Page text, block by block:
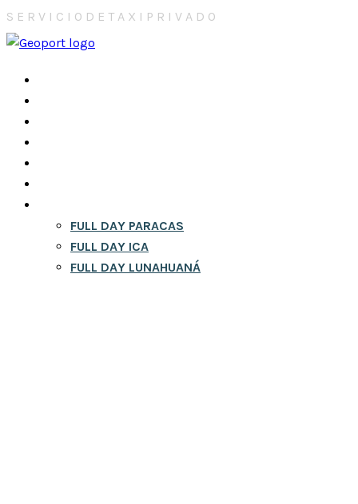
S E R V I C I O D E T A X I P R I V A D O
FULL DAY PARACAS
FULL DAY ICA
FULL DAY LUNAHUANÁ